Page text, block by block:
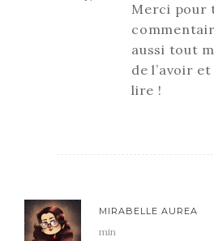
Merci pour
aussi tout
de l’avoir
lire !
MIRABELLE AUREA
min